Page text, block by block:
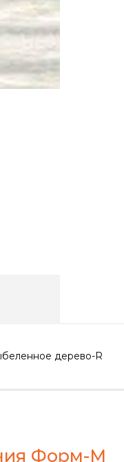
дерево-R
Форм-М